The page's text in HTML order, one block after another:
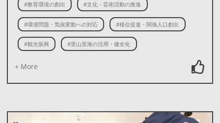
#教育環境の創出 #文化・芸術活動の推進
#環境問題・気候変動への対応 #移住促進・関係人口創出
#観光振興 #里山里海の活用・健全化
+ More